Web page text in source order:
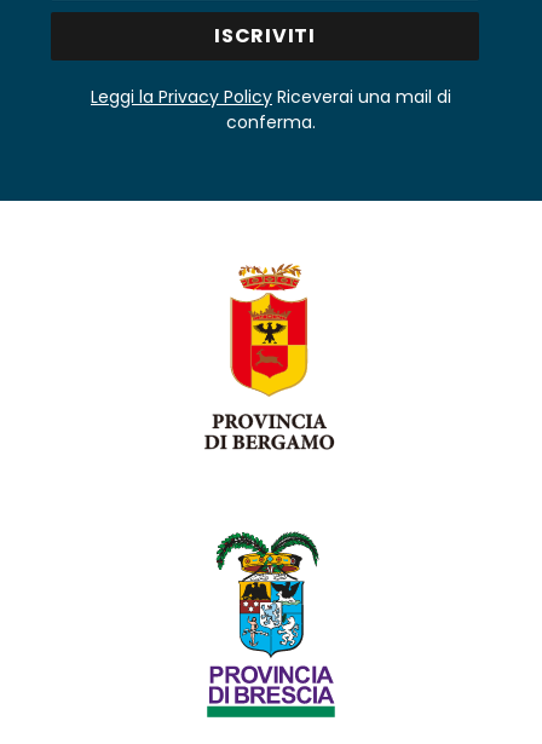
Leggi la Privacy Policy Riceverai una mail di
conferma.